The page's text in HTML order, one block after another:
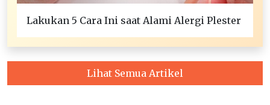
Lakukan 5 Cara Ini saat Alami Alergi Plester
Lihat Semua Artikel